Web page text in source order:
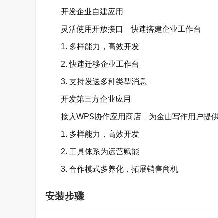
开发企业自建应用
灵活使用开放接口，快速搭建企业工作台
1. 多样能力，高效开发
2. 快速迁移企业工作台
3. 支持发送多种类型消息
开发第三方企业应用
接入WPS协作应用商店，为金山写作用户提
1. 多样能力，高效开发
2. 工具体系为运营赋能
3. 合作模式多养化，拓展销售商机
安装步骤